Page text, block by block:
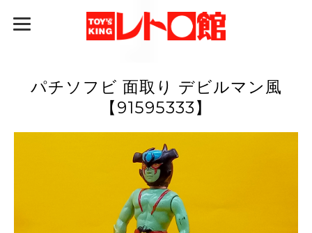
パチソフビ 面取り デビルマン風
【91595333】